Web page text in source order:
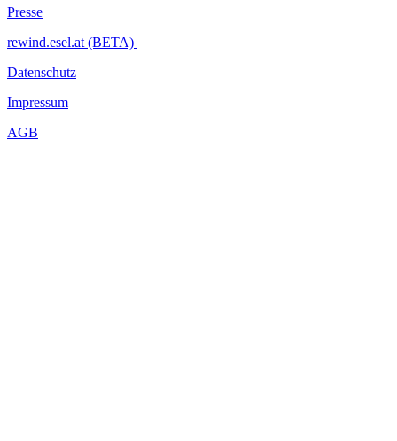
Presse
rewind.esel.at (BETA)
Datenschutz
Impressum
AGB